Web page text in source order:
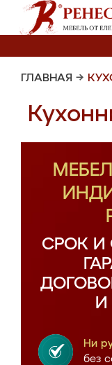
ГЛАВНАЯ →
СРОК И
И
Ни
без